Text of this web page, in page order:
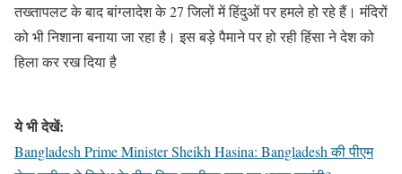
तख्तापलट के बाद बांग्लादेश के 27 जिलों में हिंदुओं पर हमले हो रहे हैं। मंदिरों
को भी निशाना बनाया जा रहा है। इस बड़े पैमाने पर हो रही हिंसा ने देश को
हिला कर रख दिया है
ये भी देखें:
Bangladesh Prime Minister Sheikh Hasina: Bangladesh की पीएम